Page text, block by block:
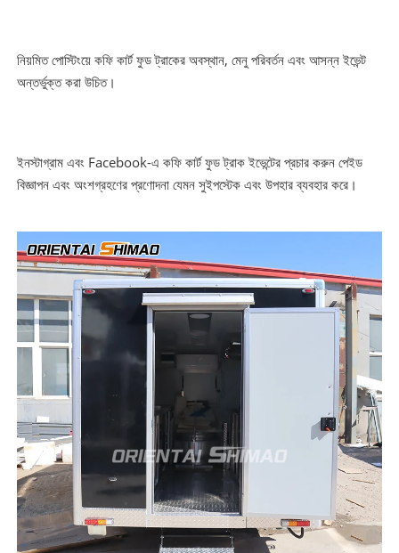
নিয়মিত পোস্টিংয়ে কফি কার্ট ফুড ট্রাকের অবস্থান, মেনু পরিবর্তন এবং আসন্ন ইভেন্ট
অন্তর্ভুক্ত করা উচিত।
ইনস্টাগ্রাম এবং Facebook-এ কফি কার্ট ফুড ট্রাক ইভেন্টের প্রচার করুন পেইড
বিজ্ঞাপন এবং অংশগ্রহণের প্রণোদনা যেমন সুইপস্টেক এবং উপহার ব্যবহার করে।